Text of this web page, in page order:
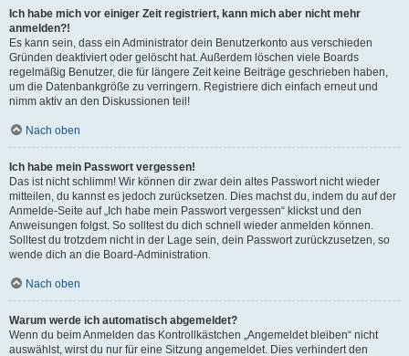
Ich habe mich vor einiger Zeit registriert, kann mich aber nicht mehr
anmelden?!
Es kann sein, dass ein Administrator dein Benutzerkonto aus verschieden
Gründen deaktiviert oder gelöscht hat. Außerdem löschen viele Boards
regelmäßig Benutzer, die für längere Zeit keine Beiträge geschrieben haben,
um die Datenbankgröße zu verringern. Registriere dich einfach erneut und
nimm aktiv an den Diskussionen teil!
Nach oben
Ich habe mein Passwort vergessen!
Das ist nicht schlimm! Wir können dir zwar dein altes Passwort nicht wieder
mitteilen, du kannst es jedoch zurücksetzen. Dies machst du, indem du auf der
Anmelde-Seite auf „Ich habe mein Passwort vergessen“ klickst und den
Anweisungen folgst. So solltest du dich schnell wieder anmelden können.
Solltest du trotzdem nicht in der Lage sein, dein Passwort zurückzusetzen, so
wende dich an die Board-Administration.
Nach oben
Warum werde ich automatisch abgemeldet?
Wenn du beim Anmelden das Kontrollkästchen „Angemeldet bleiben“ nicht
auswählst, wirst du nur für eine Sitzung angemeldet. Dies verhindert den